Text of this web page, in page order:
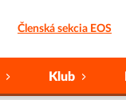
Členská sekcia EOS
Klub